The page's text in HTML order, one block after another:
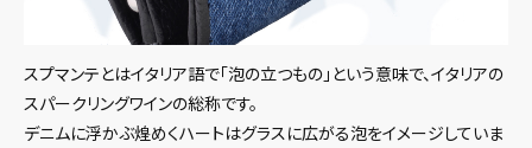
スプマンテとはイタリア語で「泡の立つもの」という意味で、イタリアの
スパークリングワインの総称です。
デニムに浮かぶ煌めくハートはグラスに広がる泡をイメージしていま